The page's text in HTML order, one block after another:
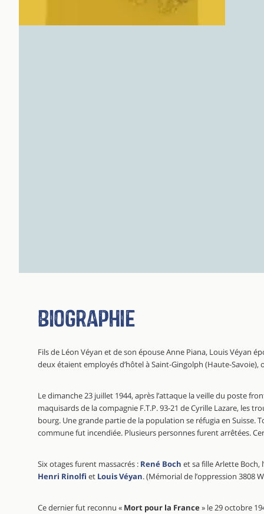
Biographie
Fils de Léon Véyan et de son épouse Anne Piana, Louis Véyan
deux étaient employés d’hôtel à Saint-Gingolph (Haute-Savoie),
Le dimanche 23 juillet 1944, après l’attaque la veille du poste
maquisards de la compagnie F.T.P. 93-21 de Cyrille Lazare, les
bourg. Une grande partie de la population se réfugia en Suisse.
commune fut incendiée. Plusieurs personnes furent arrêtées.
Six otages furent massacrés : René Boch et sa fille Arlette Boch,
Henri Rinolfi et Louis Véyan. (Mémorial de l’oppression 3808
Ce dernier fut reconnu « Mort pour la France» le 29 octobre